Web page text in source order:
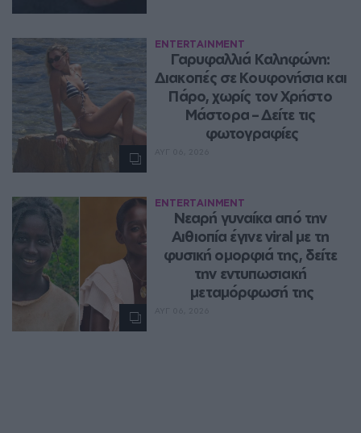
ENTERTAINMENT
Γαρυφαλλιά Καληφώνη:
Διακοπές σε Κουφονήσια και
Πάρο, χωρίς τον Χρήστο
Μάστορα – Δείτε τις
φωτογραφίες
ENTERTAINMENT
Νεαρή γυναίκα από την
Αιθιοπία έγινε viral με τη
φυσική ομορφιά της, δείτε
την εντυπωσιακή
μεταμόρφωσή της